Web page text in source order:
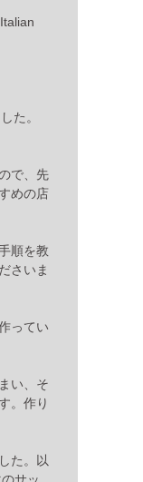
た。
で、先
めの店
順を教
さいま
ってい
い、そ
。作り
た。以